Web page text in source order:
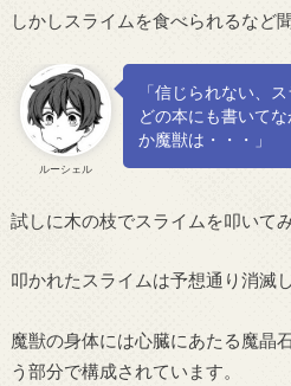
しかしスライムを食べられるなど
ルーシェル
「信じられない、
どの本にも書いて
か魔獣は・・・」
試しに木の枝でスライムを叩いてみ
叩かれたスライムは予想通り消滅
魔獣の身体には心臓にあたる魔晶
う部分で構成されています。